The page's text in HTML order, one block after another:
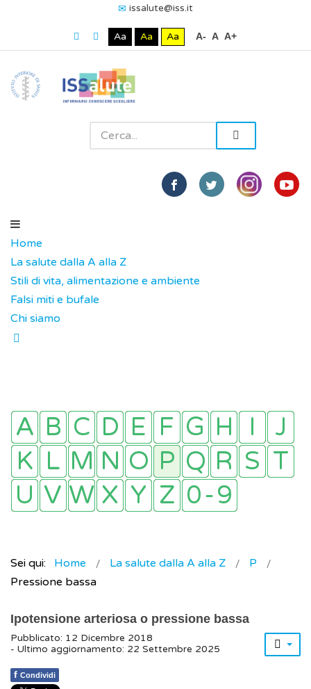
issalute@iss.it
Aa Aa Aa A- A A+
Home
La salute dalla A alla Z
Stili di vita, alimentazione e ambiente
Falsi miti e bufale
Chi siamo
Sei qui: Home La salute dalla A alla Z
P
Pressione bassa
Ipotensione arteriosa o pressione bassa
Pubblicato: 12 Dicembre 2018
- Ultimo aggiornamento: 22 Settembre 2025
f Condividi